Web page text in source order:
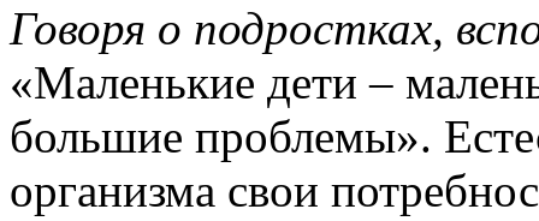
Говоря о подростках,
«Маленькие дети –
большие проблемы».
организма свои